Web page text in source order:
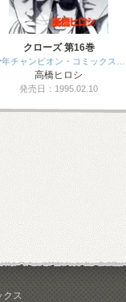
クローズ 第16巻
年チャンピオン・コミックス…
高橋ヒロシ
発売日：1995.02.10
クス